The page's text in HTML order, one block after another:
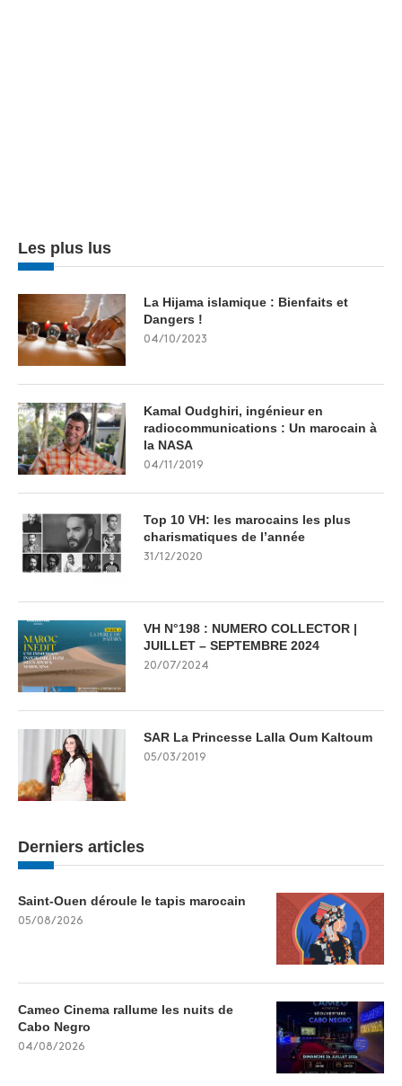
Les plus lus
La Hijama islamique : Bienfaits et
Dangers !
04/10/2023
Kamal Oudghiri, ingénieur en
radiocommunications : Un marocain à
la NASA
04/11/2019
Top 10 VH: les marocains les plus
charismatiques de l’année
31/12/2020
VH N°198 : NUMERO COLLECTOR |
JUILLET – SEPTEMBRE 2024
20/07/2024
SAR La Princesse Lalla Oum Kaltoum
05/03/2019
Derniers articles
Saint-Ouen déroule le tapis marocain
05/08/2026
Cameo Cinema rallume les nuits de
Cabo Negro
04/08/2026